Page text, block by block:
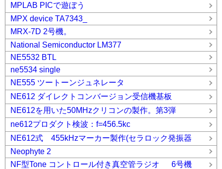
MPLAB PICで遊ぼう
MPX device TA7343_
MRX-7D 2号機。
National Semiconductor LM377
NE5532 BTL
ne5534 single
NE555 ツートーンジュネレータ
NE612 ダイレクトコンバージョン受信機基板
NE612を用いた50MHzクリコンの製作。第3弾
ne612プロダクト検波：f=456.5kc
NE612式 455kHzマーカー製作(セラロック発振器
Neophyte 2
NF型Tone コントロール付き真空管ラジオ 6号機